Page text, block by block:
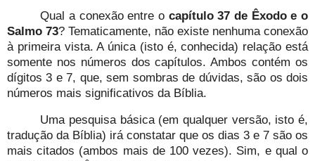
Qual a conexão entre o capítulo 37 de Êxodo e o
Salmo 73? Tematicamente, não existe nenhuma conexão
à primeira vista. A única (isto é, conhecida) relação está
somente nos números dos capítulos. Ambos contém os
dígitos 3 e 7, que, sem sombras de dúvidas, são os dois
números mais significativos da Bíblia.
Uma pesquisa básica (em qualquer versão, isto é,
tradução da Bíblia) irá constatar que os dias 3 e 7 são os
mais citados (ambos mais de 100 vezes). Sim, e qual o